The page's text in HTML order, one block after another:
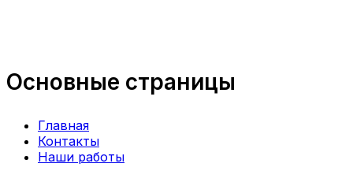
Основные страницы
Главная
Контакты
Наши работы